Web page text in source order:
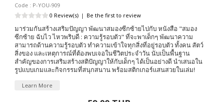
Code : P-YOU-909
0 Review(s) | Be the first to review
มาร่วมกันสร้างเสริมปัญญา พัฒนาสมองซีกซ้ายไปกับ หนังสือ "สมอง
ซีกซ้าย ฉับไว ไหวพริบดี : ความรู้รอบตัว" ที่จะพาเด็กๆ พัฒนาความ
สามารถด้านความรู้รอบตัว ทำความเข้าใจทุกสิ่งที่อยู่รอบตัว ทั้งคน สัตว์
สิ่งของ และเหตุการณ์ที่ต้องพบเจอในชีวิตประจำวัน นับเป็นพื้นฐาน
สำคัญของการเสริมสร้างสติปัญญาให้กับเด็กๆ ได้เป็นอย่างดี นำเสนอใน
รูปแบบเกมและกิจกรรมที่สนุกสนาน พร้อมสติกเกอร์แสนสวยในเล่ม!
Learn More